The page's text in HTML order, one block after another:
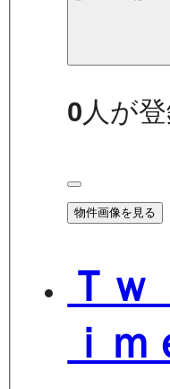
0人が
物件画像を見る
Ｔ
ｉ